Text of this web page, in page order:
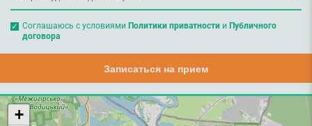
Соглашаюсь с условиями Политики приватностии Публичного
договора
Записаться на прием
+